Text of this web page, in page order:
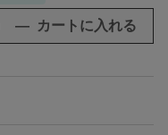
― カートに入れる